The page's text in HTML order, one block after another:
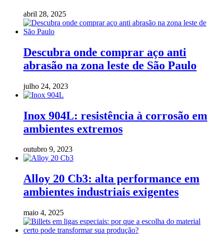
abril 28, 2025
Descubra onde comprar aço anti
abrasão na zona leste de São Paulo
julho 24, 2023
Inox 904L: resistência à corrosão em
ambientes extremos
outubro 9, 2023
Alloy 20 Cb3: alta performance em
ambientes industriais exigentes
maio 4, 2025